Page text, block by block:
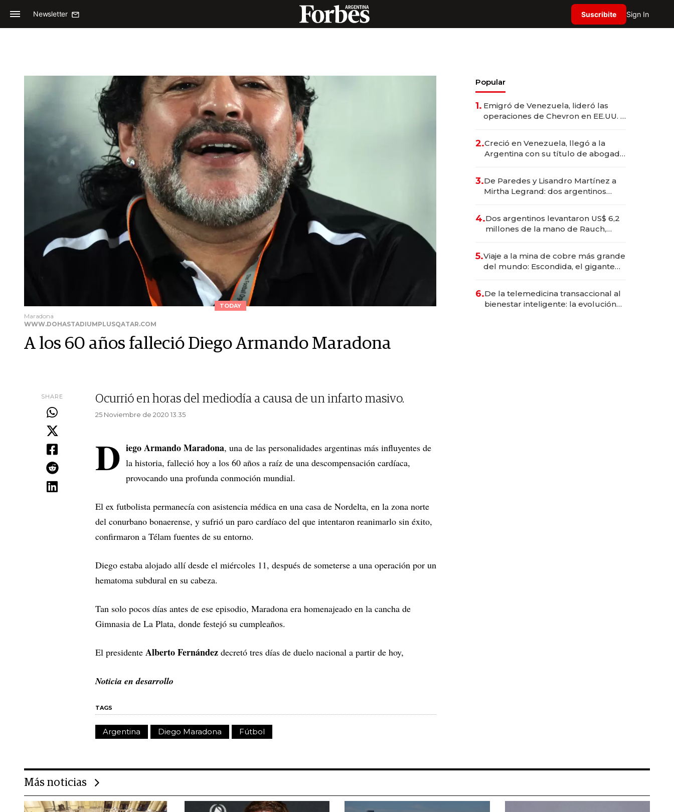
Newsletter Suscribite Sign In
TODAY
Maradona
WWW.DOHASTADIUMPLUSQATAR.COM
A los 60 años falleció Diego Armando Maradona
SHARE Ocurrió en horas del mediodía a causa de un infarto masivo.
25 Noviembre de 2020 13.35
D iego Armando Maradona, una de las personalidades argentinas más influyentes de
la historia, falleció hoy a los 60 años a raíz de una descompensación cardíaca,
provocando una profunda conmoción mundial.
El ex futbolista permanecía con asistencia médica en una casa de Nordelta, en la zona norte
del conurbano bonaerense, y sufrió un paro cardíaco del que intentaron reanimarlo sin éxito,
confirmaron a Télam fuentes de su entorno.
Diego estaba alojado allí desde el miércoles 11, después de someterse a una operación por un
hematoma subdural en su cabeza.
Tan solo pocos días antes de ese episodio, Maradona era homenajeado en la cancha de
Gimnasia de La Plata, donde festejó su cumpleaños.
El presidente Alberto Fernández decretó tres días de duelo nacional a partir de hoy,
Noticia en desarrollo
TAGS
Argentina Diego Maradona Fútbol
Popular
1. Emigró de Venezuela, lideró las
operaciones de Chevron en EE.UU. y
2.Creció en Venezuela, llegó a la
Argentina con su título de abogado
marcas "fast premium"
3.De Paredes y Lisandro Martínez a
Mirtha Legrand: dos argentinos
deportivo y el cuidado corporal
4.Dos argentinos levantaron US$ 6,2
millones de la mano de Rauch,
5.Viaje a la mina de cobre más grande
del mundo: Escondida, el gigante
6.De la telemedicina transaccional al
bienestar inteligente: la evolución
Más noticias